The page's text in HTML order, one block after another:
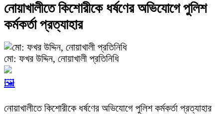
নোয়াখালীতে কিশোরীকে ধর্ষণের অভিযোগে পুলিশ
কর্মকর্তা প্রত্যাহার
মো: ফখর উদ্দিন, নোয়াখালী প্রতিনিধি
🖼️
নোয়াখালীতে কিশোরীকে ধর্ষণের অভিযোগে পুলিশ কর্মকর্তা প্রত্যাহার